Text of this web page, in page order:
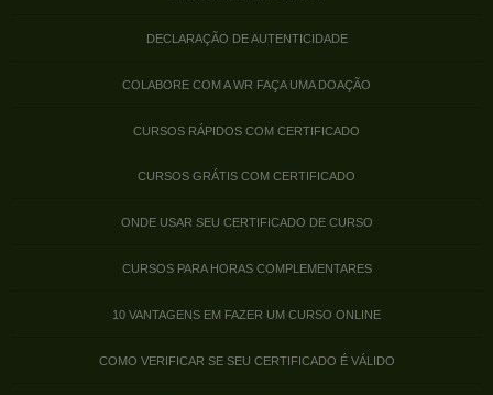
DECLARAÇÃO DE AUTENTICIDADE
COLABORE COM A WR FAÇA UMA DOAÇÃO
CURSOS RÁPIDOS COM CERTIFICADO
CURSOS GRÁTIS COM CERTIFICADO
ONDE USAR SEU CERTIFICADO DE CURSO
CURSOS PARA HORAS COMPLEMENTARES
10 VANTAGENS EM FAZER UM CURSO ONLINE
COMO VERIFICAR SE SEU CERTIFICADO É VÁLIDO